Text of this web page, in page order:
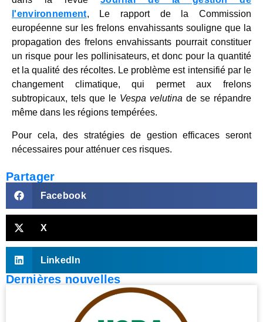
l'environnement, Le rapport de la Commission
européenne sur les frelons envahissants souligne que la
propagation des frelons envahissants pourrait constituer
un risque pour les pollinisateurs, et donc pour la quantité
et la qualité des récoltes. Le problème est intensifié par le
changement climatique, qui permet aux frelons
subtropicaux, tels que le Vespa velutina de se répandre
même dans les régions tempérées.
Pour cela, des stratégies de gestion efficaces seront
nécessaires pour atténuer ces risques.
Partager
Facebook
X
LinkedIn
Dernières nouvelles